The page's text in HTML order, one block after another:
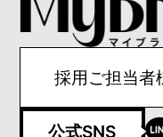
採用ご担当者
公式SNS